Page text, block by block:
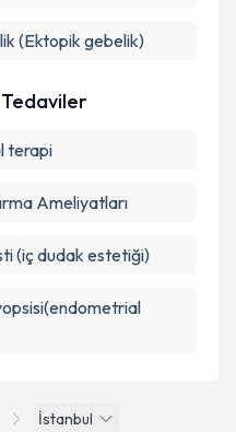
İstanbul
(Ektopik gebelik)
terapi
Ameliyatları
(iç dudak estetiği)